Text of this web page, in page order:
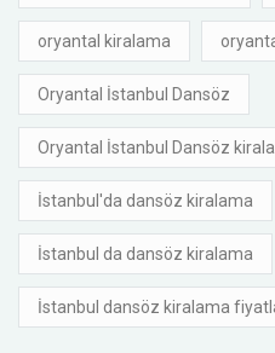
oryantal kiralama
Oryantal İstanbul Dansöz
Oryantal İstanbul Dansöz
İstanbul'da dansöz kiralama
İstanbul da dansöz kiralama
İstanbul dansöz kiralama